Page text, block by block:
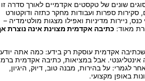
שונים של טקסטים אקדמיים לאורך סדרה זו
ספרות ועבודות מחקר כתזה ודוקטורט
ניירות מדיניות ואפילו מצגות מולטימדיה –
מאוד:כתיבה אקדמית מצוינת אינה נוצרת אף
אקדמית עוסקת רק בידע: כמה אתה יודע,
אבל במציאות, כתיבה אקדמית ברמה
לגמרי: על בהירות, מבנה טוב, דיוק, היגיון,
באופן מקצועי.